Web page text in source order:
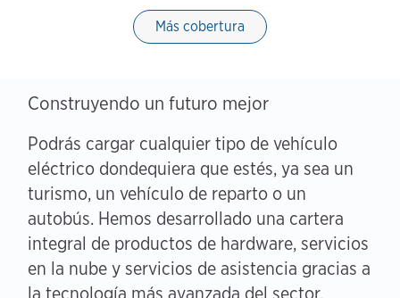
Más cobertura
Construyendo un futuro mejor
Podrás cargar cualquier tipo de vehículo
eléctrico dondequiera que estés, ya sea un
turismo, un vehículo de reparto o un
autobús. Hemos desarrollado una cartera
integral de productos de hardware, servicios
en la nube y servicios de asistencia gracias a